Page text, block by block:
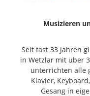
Musizieren
Seit fast 33 Jahren
in Wetzlar mit über
unterrichten alle
Klavier,
Gesang in